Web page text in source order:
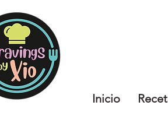
Inicio